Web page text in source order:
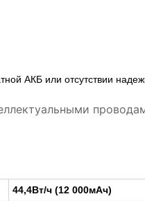
АКБ или отсутствии
44,4Вт/ч (12 000мАч)